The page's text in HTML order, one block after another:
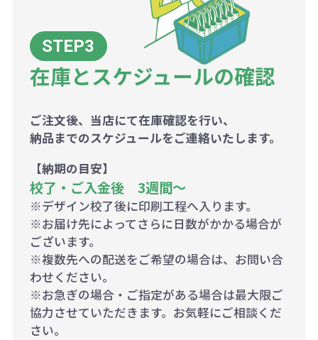
在庫とスケジュールの確認
ご注文後、当店にて在庫確認を行い、
納品までのスケジュールをご連絡いたします。
【納期の目安】
校了・ご入金後 3週間～
※デザイン校了後に印刷工程へ入ります。
※お届け先によってさらに日数がかかる場合が
ございます。
※複数先への配送をご希望の場合は、お問い合
わせください。
※お急ぎの場合・ご指定がある場合は最大限ご
協力させていただきます。お気軽にご相談くだ
さい。